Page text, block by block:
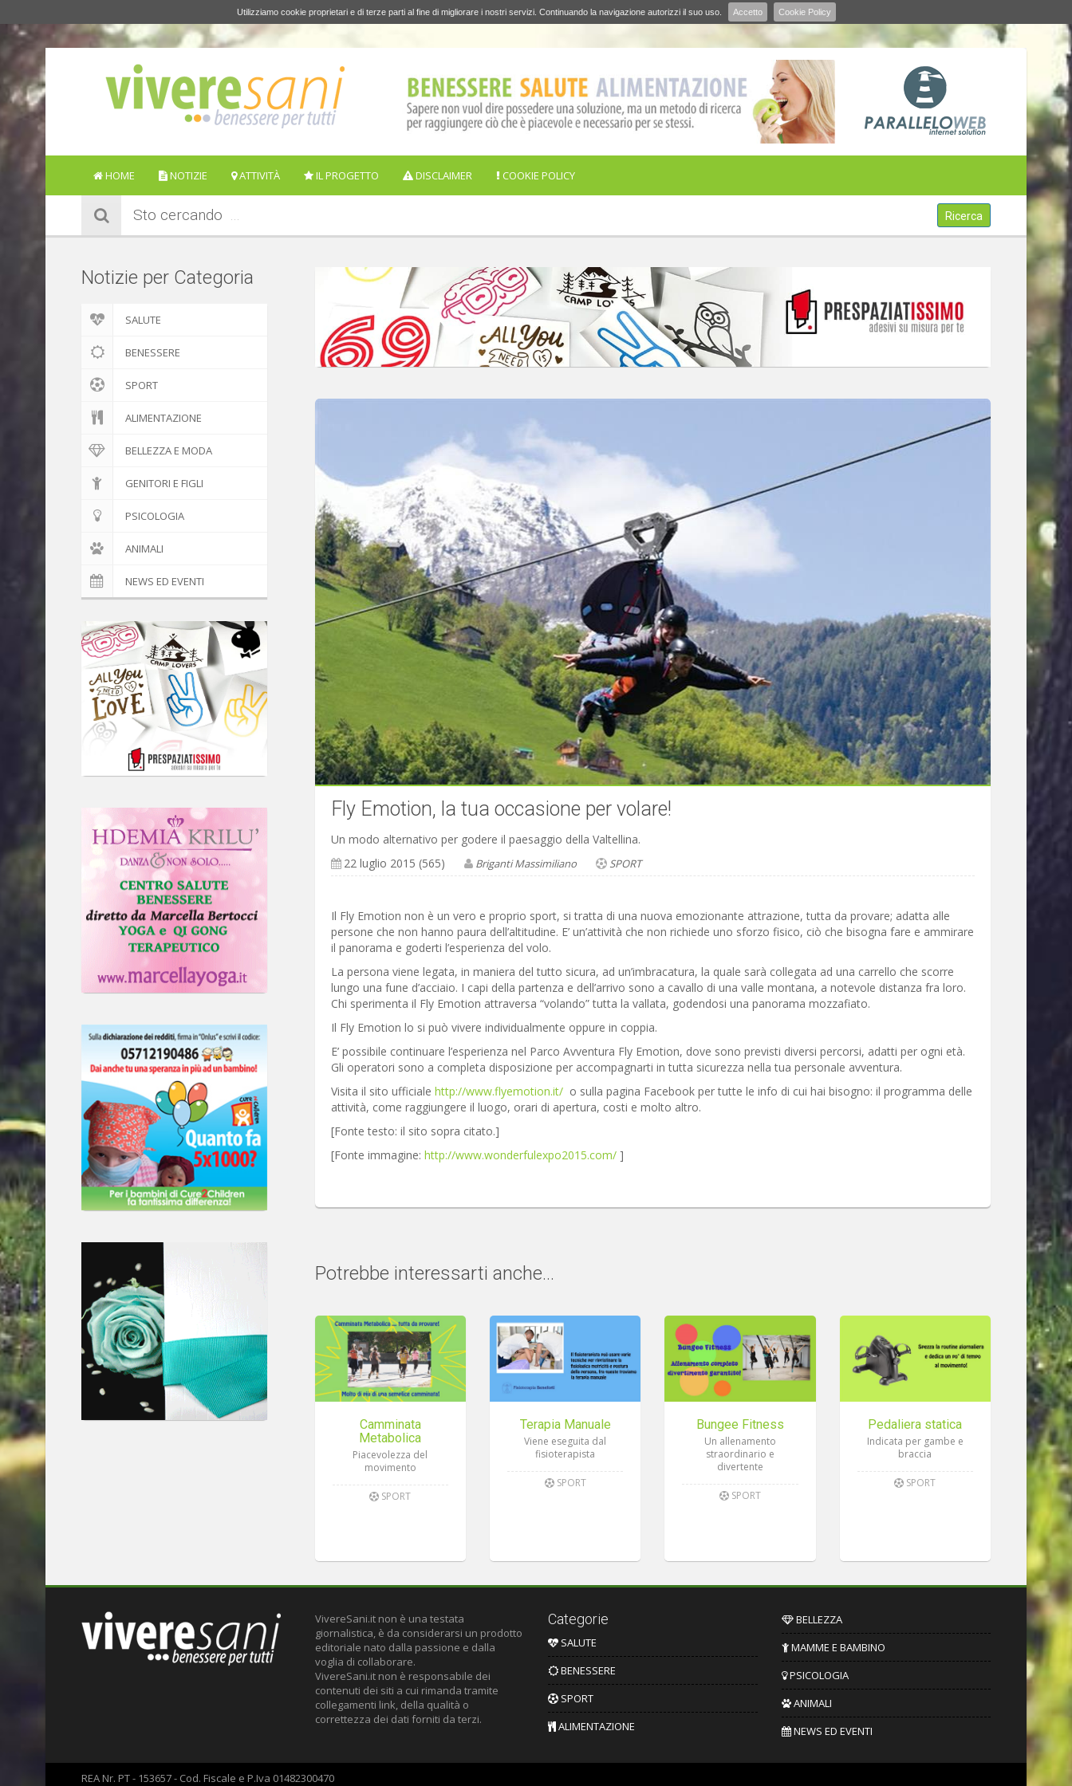
Utilizziamo cookie proprietari e di terze parti al fine di migliorare i nostri servizi. Continuando la navigazione autorizzi il suo uso. Accetto Cookie Policy
HOME NOTIZIE ATTIVITÀ IL PROGETTO DISCLAIMER COOKIE POLICY
Sto cercando Ricerca
Notizie per Categoria
SALUTE
BENESSERE
SPORT
ALIMENTAZIONE
BELLEZZA E MODA
GENITORI E FIGLI
PSICOLOGIA
ANIMALI
NEWS ED EVENTI
Fly Emotion, la tua occasione per volare!
Un modo alternativo per godere il paesaggio della Valtellina.
22 luglio 2015 (565)
Briganti Massimiliano SPORT
Il Fly Emotion non è un vero e proprio sport, si tratta di una nuova emozionante attrazione, tutta da provare; adatta alle
persone che non hanno paura dell’altitudine. E’ un’attività che non richiede uno sforzo fisico, ciò che bisogna fare e ammirare
il panorama e goderti l’esperienza del volo.
La persona viene legata, in maniera del tutto sicura, ad un’imbracatura, la quale sarà collegata ad una carrello che scorre
lungo una fune d’acciaio. I capi della partenza e dell’arrivo sono a cavallo di una valle montana, a notevole distanza fra loro.
Chi sperimenta il Fly Emotion attraversa “volando” tutta la vallata, godendosi una panorama mozzafiato.
Il Fly Emotion lo si può vivere individualmente oppure in coppia.
E’ possibile continuare l’esperienza nel Parco Avventura Fly Emotion, dove sono previsti diversi percorsi, adatti per ogni età.
Gli operatori sono a completa disposizione per accompagnarti in tutta sicurezza nella tua personale avventura.
Visita il sito ufficiale http://www.flyemotion.it/o sulla pagina Facebook per tutte le info di cui hai bisogno: il programma delle
attività, come raggiungere il luogo, orari di apertura, costi e molto altro.
[Fonte testo: il sito sopra citato.]
[Fonte immagine: http://www.wonderfulexpo2015.com/]
Potrebbe interessarti anche...
Camminata
Metabolica
Piacevolezza del
movimento
SPORT
Terapia Manuale
Viene eseguita dal
fisioterapista
SPORT
Bungee Fitness
Un allenamento
straordinario e
divertente
SPORT
Pedaliera statica
Indicata per gambe e
braccia
SPORT
VivereSani.it non è una testata
giornalistica, è da considerarsi un prodotto
editoriale nato dalla passione e dalla
voglia di collaborare.
VivereSani.it non è responsabile dei
contenuti dei siti a cui rimanda tramite
collegamenti link, della qualità o
correttezza dei dati forniti da terzi.
Categorie
SALUTE
BENESSERE
SPORT
ALIMENTAZIONE
BELLEZZA
MAMME E BAMBINO
PSICOLOGIA
ANIMALI
NEWS ED EVENTI
REA Nr. PT - 153657 - Cod. Fiscale e P.Iva 01482300470